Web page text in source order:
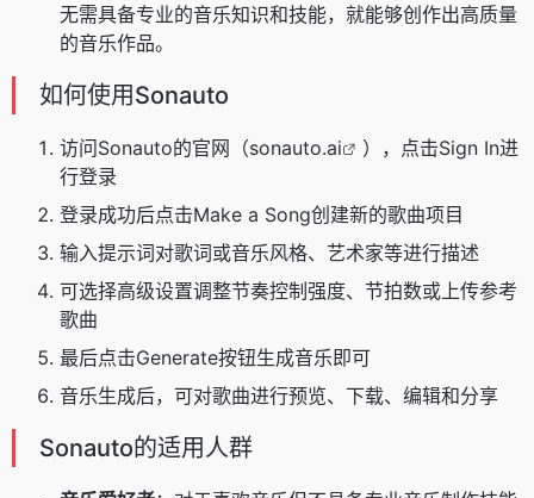
无需具备专业的音乐知识和技能，就能够创作出高质量
的音乐作品。
如何使用Sonauto
访问Sonauto的官网（sonauto.ai
），点击Sign In进
行登录
登录成功后点击Make a Song创建新的歌曲项目
输入提示词对歌词或音乐风格、艺术家等进行描述
可选择高级设置调整节奏控制强度、节拍数或上传参考
歌曲
最后点击Generate按钮生成音乐即可
音乐生成后，可对歌曲进行预览、下载、编辑和分享
Sonauto的适用人群